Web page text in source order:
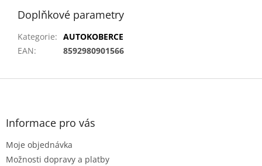
Doplňkové parametry
Kategorie: AUTOKOBERCE
EAN: 8592980901566
Z
Informace pro vás
Moje objednávka
Možnosti dopravy a platby